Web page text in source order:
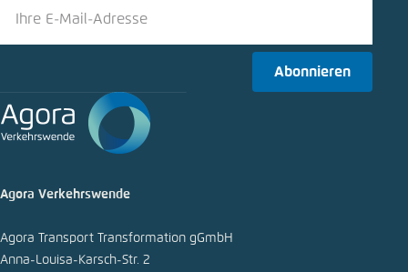
Bluesky
E-Mail
Abonnieren
Agora Verkehrswende
Agora Transport Transformation gGmbH
Anna-Louisa-Karsch-Str. 2